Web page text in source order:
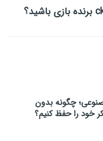
چگونه بدون
خود را حفظ کنیم؟